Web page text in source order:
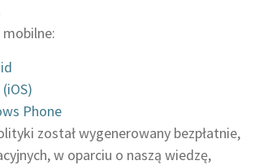
mobilne:
Phone
został wygenerowany bezpłatnie,
w oparciu o naszą wiedzę,